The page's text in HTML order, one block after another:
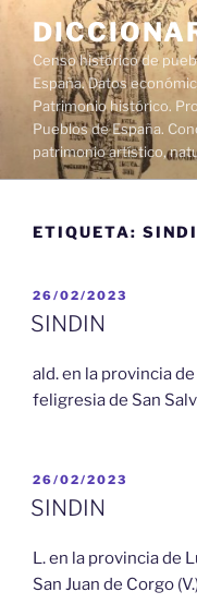
contenido
Censo histórico de
España. Datos
Patrimonio histórico.
Pueblos de España.
patrimonio artístico,
ETIQUETA:
PUBLICADO
EL
26/02/2023
SINDIN
ald. en la provincia
feligresia de San
PUBLICADO
EL
26/02/2023
SINDIN
L. en la provincia de
San Juan de Corgo